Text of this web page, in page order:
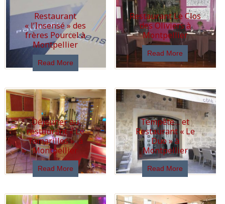
Restaurant
« l’Insensé » des
frères Pourcel à
Montpellier
Read More
Restaurant Le Clos
des Oliviers à
Montpellier
Read More
Déjeuner au
restaurant « Le
Tamarillos », à
Montpellier
Read More
Tempête… et
Restaurant « Le
Duo » à
Montpellier
Read More